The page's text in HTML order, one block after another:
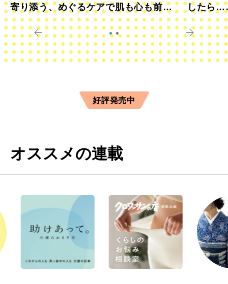
寄り添う、めぐるケアで肌も心も前向
きに
したら
すか？
好評発売中
オススメの連載